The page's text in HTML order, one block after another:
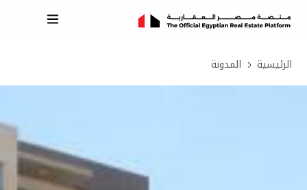
الرئيسية المدونة